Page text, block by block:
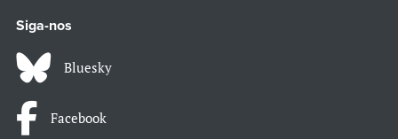
Siga-nos
Bluesky
Facebook